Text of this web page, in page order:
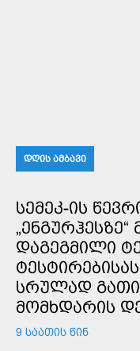
ᲓᲦᲘᲡ ᲐᲛᲑᲐᲕᲘ
ᲡᲔᲛᲔᲙ-ᲘᲡ
ᲓᲐᲒᲔᲒᲛᲘᲚᲘ
ᲡᲠᲣᲚᲐᲓ
ᲛᲝᲛᲮᲓᲐᲠᲘᲡ
9 ᲡᲐᲐᲗᲘᲡ ᲬᲘᲜ